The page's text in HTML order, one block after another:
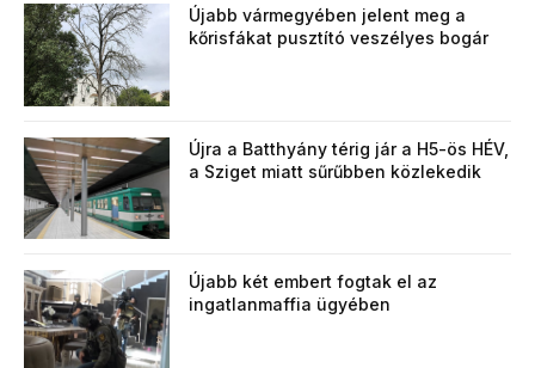
Újabb vármegyében jelent meg a
kőrisfákat pusztító veszélyes bogár
Újra a Batthyány térig jár a H5-ös HÉV,
a Sziget miatt sűrűbben közlekedik
Újabb két embert fogtak el az
ingatlanmaffia ügyében